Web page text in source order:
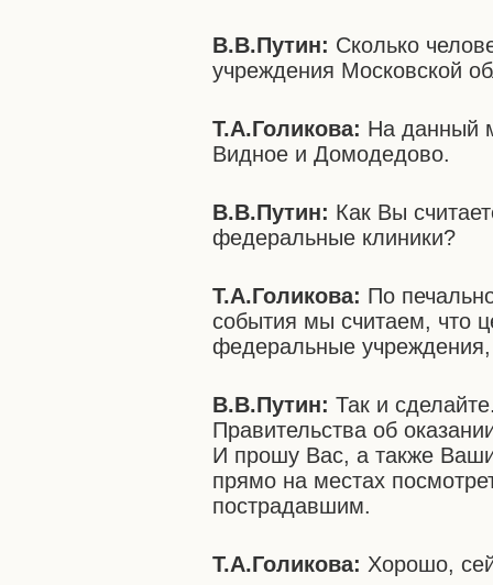
В.В.Путин: Сколько
учреждения Московской
Т.А.Голикова: На данный
Видное и Домодедово.
В.В.Путин: Как Вы
федеральные клиники?
Т.А.Голикова: По
события мы считаем, что
федеральные
В.В.Путин: Так и
Правительства об
И прошу Вас, а также
прямо на местах
пострадавшим.
Т.А.Голикова: Хорошо,